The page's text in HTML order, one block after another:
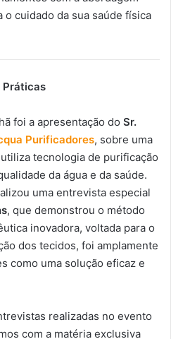
o cuidado da sua saúde física
Práticas
foi a apresentação do Sr.
Purificadores, sobre uma
tecnologia de purificação
da água e da saúde.
uma entrevista especial
, que demonstrou o método
inovadora, voltada para o
dos tecidos, foi amplamente
como uma solução eficaz e
realizadas no evento
com a matéria exclusiva